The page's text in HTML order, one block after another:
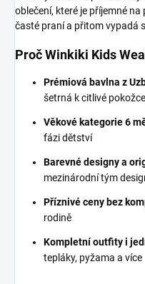
oblečení, které je příjemné
časté praní a přitom vypadá
Proč Winkiki Kids
Prémiová bavlna z
šetrná k citlivé pokožce
Věkové kategorie 6
fázi dětství
Barevné designy a
mezinárodní tým
Příznivé ceny bez
rodině
Kompletní outfity i
tepláky, pyžama a více